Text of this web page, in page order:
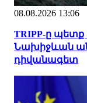
08.08.2026 13:06
TRIPP-ը
Նախիջևան
դիվանագետ